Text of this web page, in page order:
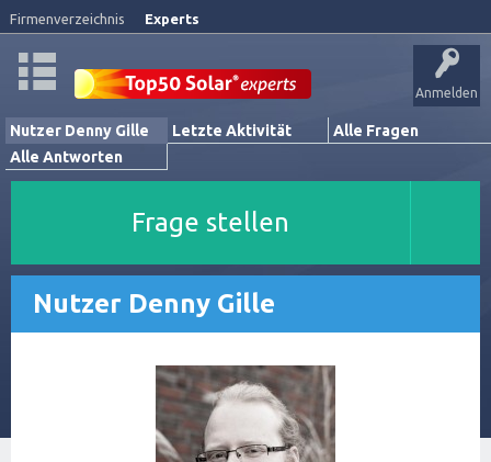
Firmenverzeichnis Experts
Anmelden
Nutzer Denny Gille Letzte Aktivität
Alle Fragen
Alle Antworten
Frage stellen
Nutzer Denny Gille